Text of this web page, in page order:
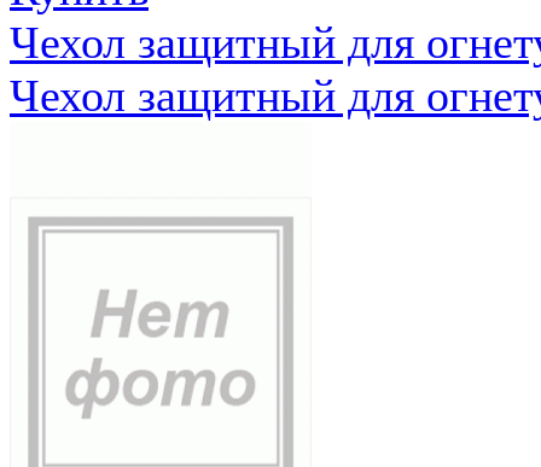
Чехол защитный для
Чехол защитный для